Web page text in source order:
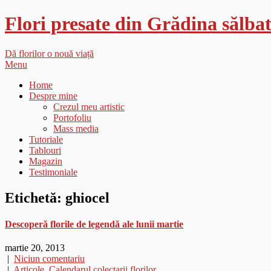
Flori presate din Grădina
Dă florilor o nouă viață
Menu
Home
Despre mine
Crezul meu artistic
Portofoliu
Mass media
Tutoriale
Tablouri
Magazin
Testimoniale
Etichetă: ghiocel
Descoperă florile de legendă ale lunii martie
martie 20, 2013
| Niciun comentariu